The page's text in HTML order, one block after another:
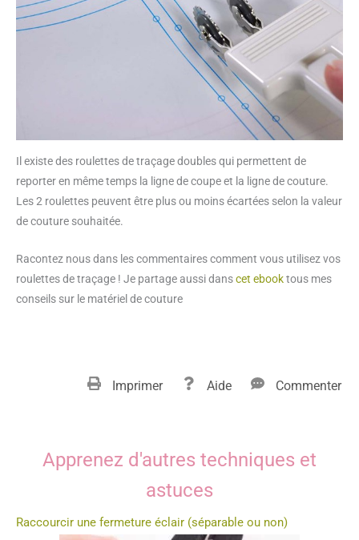
Il existe des roulettes de traçage doubles qui permettent de
reporter en même temps la ligne de coupe et la ligne de couture.
Les 2 roulettes peuvent être plus ou moins écartées selon la valeur
de couture souhaitée.
Racontez nous dans les commentaires comment vous utilisez vos
roulettes de traçage ! Je partage aussi danscet ebooktous mes
conseils sur le matériel de couture
Imprimer Aide Commenter
Apprenez d'autres techniques et
astuces
Raccourcir une fermeture éclair (séparable ou non)